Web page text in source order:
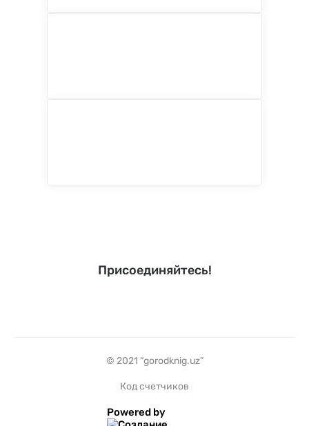
Присоединяйтесь!
© 2021 “gorodknig.uz”
Код счетчиков
Powered by